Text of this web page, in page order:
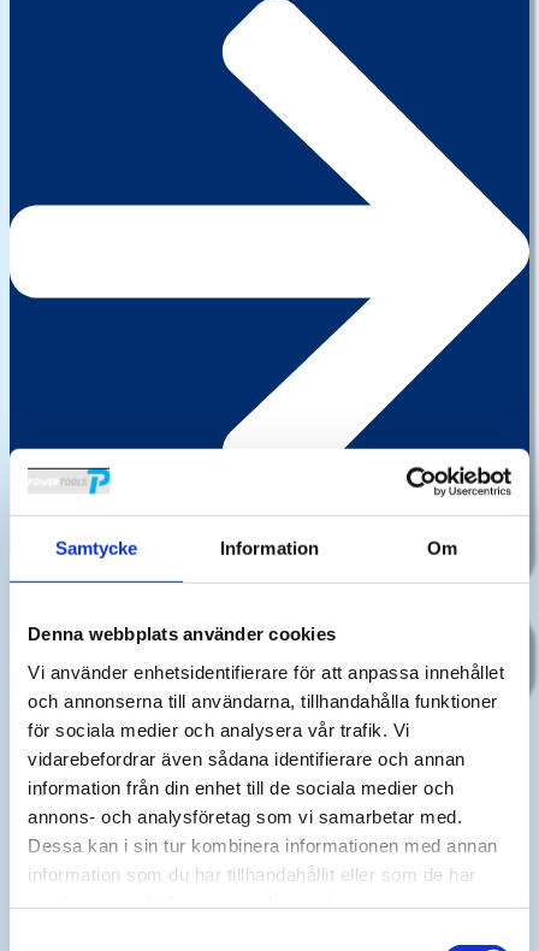
Samtycke Information Om
Denna webbplats använder cookies
Vi använder enhetsidentifierare för att anpassa innehållet
och annonserna till användarna, tillhandahålla funktioner
för sociala medier och analysera vår trafik. Vi
vidarebefordrar även sådana identifierare och annan
information från din enhet till de sociala medier och
annons- och analysföretag som vi samarbetar med.
Dessa kan i sin tur kombinera informationen med annan
information som du har tillhandahållit eller som de har
En magnetborrmaskin i all ära, men ibland är den för tung, eller det saknas
något att sätta fast den mot – eller den får helt enkelt inte plats.
Vårt borrsystem BS 23är lösningen på alla dessa problem.
Det består av en otroligt kraftig borrmaskin (BL3), två borrförlängare (750
och 370 mm), en 2,5 m kedja och en hävarm.
Tillsammans gör det att du enkelt kommer åt i trånga utrymmen, eller i